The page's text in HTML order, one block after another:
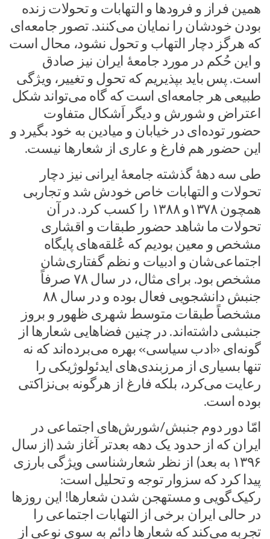
همین فراز و فرودها و التهابات و تحولات زنده
بودن خودشان را نمایان می‌کنند. تصور جامعه‌ای
که هرگز دچار التهاب و تحول نشود، محال است
و این حُکم در مورد جامعۀ ایران نیز صادق
است. پس باید بپذیریم که تحول و تغییر، ویژگی
طبیعی هر جامعه‌ای است که گاه می‌تواند شکل
اعتراض و شورش و دیگر اَشکال متفاوت
حضور توده‌ای در خیابان و میادین به خود بگیرد و
این حضور هم فارغ و عاری از شعارها نیست.
طی سه دهۀ گذشته جامعۀ ایرانی نیز دچار
تحولات و التهابات خاص خودش شد و تجاربی
همچون ۱۳۷۸و ۱۳۸۸ را کسب کرد. در آن
تحولات ما شاهد حضور طبقات و اقشاری
مشخص و معین بودیم که عُلقه‌های پایگاه
اجتماعی‌شان و ادبیات و نظم گفتاری‌شان
مشخص بود. برای مثال، در سال ۷۸ صرفاً
جنبش دانشجویی فعال بوده و در سال ۸۸
مشخصاً طبقات متوسط شهری ظهور و بروز
جنبشی داشته‌اند. در چنین فضاهایی شعارها از
گونه‌ای «ادب سیاسی» بهره می‌برده‌اند که نه
تنها بسیاری از مرزبندی‌های ایدئولوژیکی را
رعایت می‌کرد، بلکه فارغ از هرگونه بی‌نزاکتی
بوده است.
امّا دور دوم جنبش/شورش‌های اجتماعی در
ایران که از حدود یک دهه بعدتر آغاز شد (از سال
۱۳۹۶ به بعد) از نظر شعارشناسی ویژگی بارزی
پیدا کرد که سزوار توجه و تحلیل است:
رکیک‌گویی و مستهجن شدن شعارها! این روزها
در حالی ایران برخی از التهابات اجتماعی را
تجربه می‌کند که شعارها دائم به سوی نوعی از